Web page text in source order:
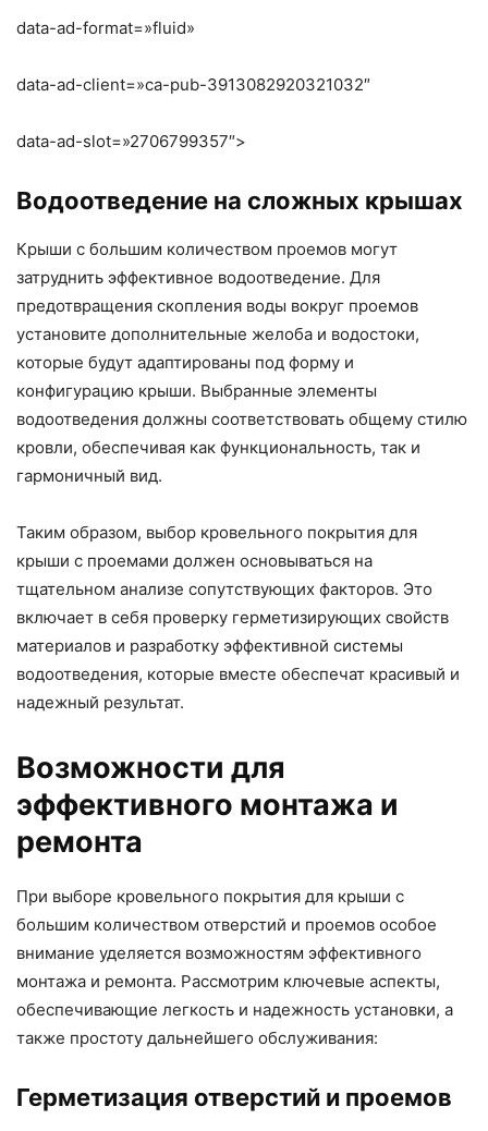
data-ad-format=»fluid»
data-ad-client=»ca-pub-3913082920321032″
data-ad-slot=»2706799357″>
Водоотведение на сложных крышах
Крыши с большим количеством проемов могут
затруднить эффективное водоотведение. Для
предотвращения скопления воды вокруг проемов
установите дополнительные желоба и водостоки,
которые будут адаптированы под форму и
конфигурацию крыши. Выбранные элементы
водоотведения должны соответствовать общему стилю
кровли, обеспечивая как функциональность, так и
гармоничный вид.
Таким образом, выбор кровельного покрытия для
крыши с проемами должен основываться на
тщательном анализе сопутствующих факторов. Это
включает в себя проверку герметизирующих свойств
материалов и разработку эффективной системы
водоотведения, которые вместе обеспечат красивый и
надежный результат.
Возможности для
эффективного монтажа и
ремонта
При выборе кровельного покрытия для крыши с
большим количеством отверстий и проемов особое
внимание уделяется возможностям эффективного
монтажа и ремонта. Рассмотрим ключевые аспекты,
обеспечивающие легкость и надежность установки, а
также простоту дальнейшего обслуживания:
Герметизация отверстий и проемов